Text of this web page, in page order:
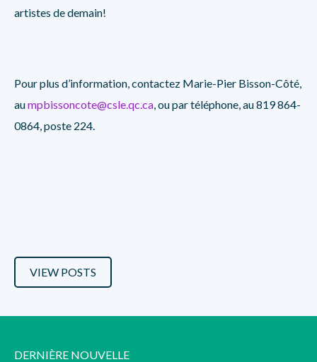
artistes de demain!
Pour plus d’information, contactez Marie-Pier Bisson-Côté,
aumpbissoncote@csle.qc.ca, ou par téléphone, au 819 864-
0864, poste 224.
VIEW POSTS
DERNIÈRE NOUVELLE